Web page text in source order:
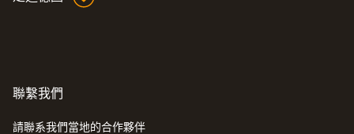
聯繫我們
請聯系我們當地的合作夥伴